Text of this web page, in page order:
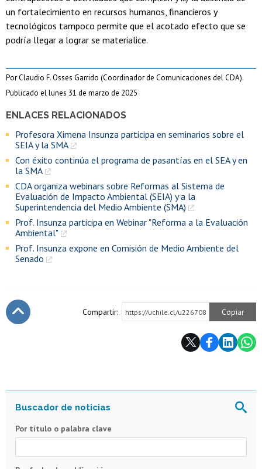
ENLACES RELACIONADOS
Profesora Ximena Insunza participa en seminarios sobre el
SEIA y la SMA
Con éxito continúa el programa de pasantías en el SEA y en
la SMA
CDA organiza webinars sobre Reformas al Sistema de
Evaluación de Impacto Ambiental (SEIA) y a la
Superintendencia del Medio Ambiente (SMA)
Prof. Insunza participa en Webinar "Reforma a la Evaluación
Ambiental"
Prof. Insunza expone en Comisión de Medio Ambiente del
Senado
un fortalecimiento en recursos humanos, financieros y
tecnológicos tampoco permite que el acotado efecto que se
podría llegar a lograr se materialice.
Por Claudio F. Osses Garrido (Coordinador de Comunicaciones del CDA).
Publicado el lunes 31 de marzo de 2025
Compartir: https://uchile.cl/u226708 Copiar
Por título o palabra clave